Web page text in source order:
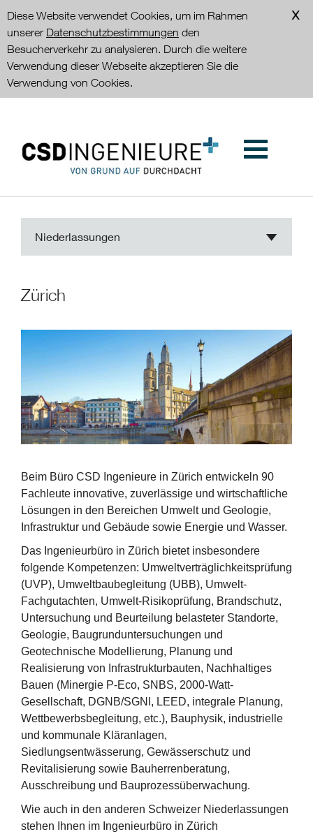
Diese Website verwendet Cookies, um im Rahmen
unserer Datenschutzbestimmungen den
Besucherverkehr zu analysieren. Durch die weitere
Verwendung dieser Webseite akzeptieren Sie die
Verwendung von Cookies.
Niederlassungen
Zürich
Beim Büro CSD Ingenieure in Zürich entwickeln 90
Fachleute innovative, zuverlässige und wirtschaftliche
Lösungen in den Bereichen Umwelt und Geologie,
Infrastruktur und Gebäude sowie Energie und Wasser.
Das Ingenieurbüro in Zürich bietet insbesondere
folgende Kompetenzen: Umweltverträglichkeitsprüfung
(UVP), Umweltbaubegleitung (UBB), Umwelt-
Fachgutachten, Umwelt-Risikoprüfung, Brandschutz,
Untersuchung und Beurteilung belasteter Standorte,
Geologie, Baugrunduntersuchungen und
Geotechnische Modellierung, Planung und
Realisierung von Infrastrukturbauten, Nachhaltiges
Bauen (Minergie P-Eco, SNBS, 2000-Watt-
Gesellschaft, DGNB/SGNI, LEED, integrale Planung,
Wettbewerbsbegleitung, etc.), Bauphysik, industrielle
und kommunale Kläranlagen,
Siedlungsentwässerung, Gewässerschutz und
Revitalisierung sowie Bauherrenberatung,
Ausschreibung und Bauprozessüberwachung.
Wie auch in den anderen Schweizer Niederlassungen
stehen Ihnen im Ingenieurbüro in Zürich